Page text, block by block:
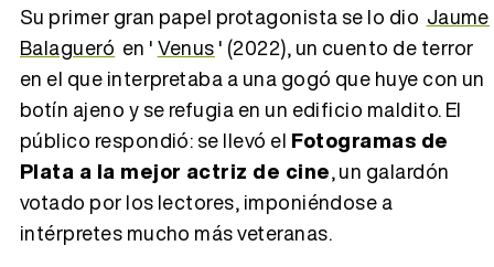
Su primer gran papel protagonista se lo dio Jaume
Balagueró en 'Venus' (2022), un cuento de terror
en el que interpretaba a una gogó que huye con un
botín ajeno y se refugia en un edificio maldito. El
público respondió: se llevó el Fotogramas de
Plata a la mejor actriz de cine, un galardón
votado por los lectores, imponiéndose a
intérpretes mucho más veteranas.